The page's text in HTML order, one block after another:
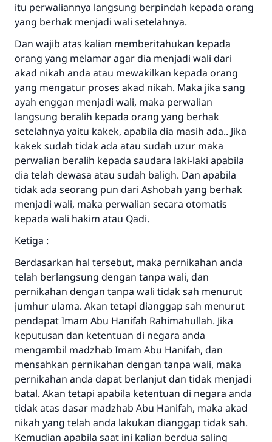
itu perwaliannya langsung berpindah kepada orang
yang berhak menjadi wali setelahnya.
Dan wajib atas kalian memberitahukan kepada
orang yang melamar agar dia menjadi wali dari
akad nikah anda atau mewakilkan kepada orang
yang mengatur proses akad nikah. Maka jika sang
ayah enggan menjadi wali, maka perwalian
langsung beralih kepada orang yang berhak
setelahnya yaitu kakek, apabila dia masih ada.. Jika
kakek sudah tidak ada atau sudah uzur maka
perwalian beralih kepada saudara laki-laki apabila
dia telah dewasa atau sudah baligh. Dan apabila
tidak ada seorang pun dari Ashobah yang berhak
menjadi wali, maka perwalian secara otomatis
kepada wali hakim atau Qadi.
Ketiga :
Berdasarkan hal tersebut, maka pernikahan anda
telah berlangsung dengan tanpa wali, dan
pernikahan dengan tanpa wali tidak sah menurut
jumhur ulama. Akan tetapi dianggap sah menurut
pendapat Imam Abu Hanifah Rahimahullah. Jika
keputusan dan ketentuan di negara anda
mengambil madzhab Imam Abu Hanifah, dan
mensahkan pernikahan dengan tanpa wali, maka
pernikahan anda dapat berlanjut dan tidak menjadi
batal. Akan tetapi apabila ketentuan di negara anda
tidak atas dasar madzhab Abu Hanifah, maka akad
nikah yang telah anda lakukan dianggap tidak sah.
Kemudian apabila saat ini kalian berdua saling
Jawaban no. 110845
menyelamatkan pernikahan.
Bantu kami dalam memberikan jawaban untuk umat
Rasulullah ﷺ bersabda
"Siapa yang menunjukkan suatu kebaikan,